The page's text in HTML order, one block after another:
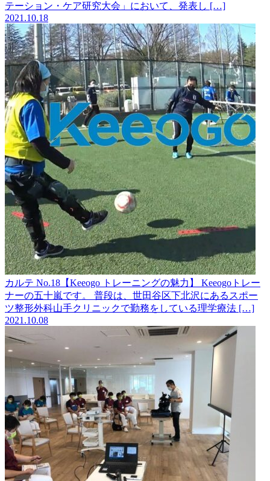
テーション・ケア研究大会」において、発表し […]
2021.10.18
カルテ No.18【Keeogo トレーニングの魅力】
Keeogoトレー
ナーの五十嵐です。 普段は、世田谷区下北沢にあるスポー
ツ整形外科山手クリニックで勤務をしている理学療法 […]
2021.10.08